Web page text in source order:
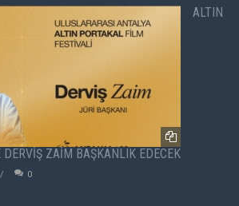
ALTIN
DERVİŞ ZAİM BAŞKANLIK EDECEK
0